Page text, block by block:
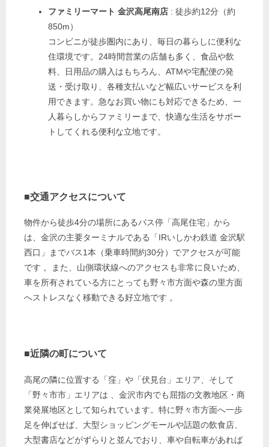
ファミリーマート 金沢高尾南店 : 徒歩約12分（約
850m）
コンビニが徒歩圏内にあり、毎日の暮らしに便利な
住環境です。24時間営業の店舗も多く、食品や飲
料、日用品の購入はもちろん、ATMや宅配便の発
送・受け取り、各種支払いなど幅広いサービスを利
用できます。急なお買い物にも対応できるため、一
人暮らしからファミリーまで、快適な生活をサポー
トしてくれる便利な立地です。
■交通アクセスについて
物件から徒歩4分の場所にあるバス停「高尾住宅」から
は、金沢の主要ターミナルである「IRいしかわ鉄道 金沢駅
西口」までバス1本（乗車時間約30分）でアクセスが可能
です 。また、山側環状線へのアクセスも非常に良いため、
車を所有されている方にとっても野々市方面や森の里方面
へストレスなく移動できる好立地です 。
■近隣の町について
高尾の隣に位置する「窪」や「伏見台」エリア、そして
「野々市市」エリアは
、金沢市内でも屈指の文教地区・商
業発展地区として知られています。特に野々市方面へ一歩
足を伸ばせば、大型ショッピングモールや話題の飲食店、
大型書店などがずらりと並んでおり、車や自転車があれば